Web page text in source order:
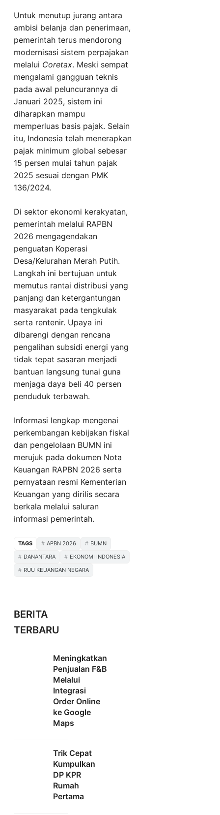
Untuk menutup jurang antara
ambisi belanja dan penerimaan,
pemerintah terus mendorong
modernisasi sistem perpajakan
melalui Coretax. Meski sempat
mengalami gangguan teknis
pada awal peluncurannya di
Januari 2025, sistem ini
diharapkan mampu
memperluas basis pajak. Selain
itu, Indonesia telah menerapkan
pajak minimum global sebesar
15 persen mulai tahun pajak
2025 sesuai dengan PMK
136/2024.
Di sektor ekonomi kerakyatan,
pemerintah melalui RAPBN
2026 mengagendakan
penguatan Koperasi
Desa/Kelurahan Merah Putih.
Langkah ini bertujuan untuk
memutus rantai distribusi yang
panjang dan ketergantungan
masyarakat pada tengkulak
serta rentenir. Upaya ini
dibarengi dengan rencana
pengalihan subsidi energi yang
tidak tepat sasaran menjadi
bantuan langsung tunai guna
menjaga daya beli 40 persen
penduduk terbawah.
Informasi lengkap mengenai
perkembangan kebijakan fiskal
dan pengelolaan BUMN ini
merujuk pada dokumen Nota
Keuangan RAPBN 2026 serta
pernyataan resmi Kementerian
Keuangan yang dirilis secara
berkala melalui saluran
informasi pemerintah.
TAGS APBN 2026
BUMN
DANANTARA
EKONOMI INDONESIA
RUU KEUANGAN NEGARA
BERITA
TERBARU
Meningkatkan
Penjualan F&B
Melalui
Integrasi
Order Online
ke Google
Maps
Trik Cepat
Kumpulkan
DP KPR
Rumah
Pertama